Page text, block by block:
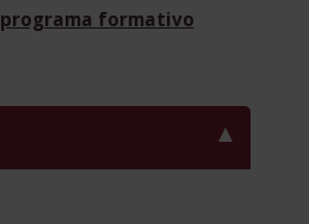
programa formativo